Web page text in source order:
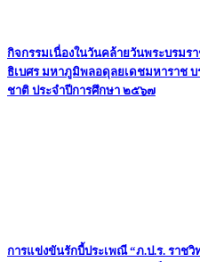
กิจกรรมเนื่องในวันคล้ายวันพระบรม
ธิเบศร มหาภูมิพลอดุลยเดชมหาราช
ชาติ ประจำปีการศึกษา ๒๕๖๗
การแข่งขันรักบี้ประเพณี “ภ.ป.ร. ราชวิ